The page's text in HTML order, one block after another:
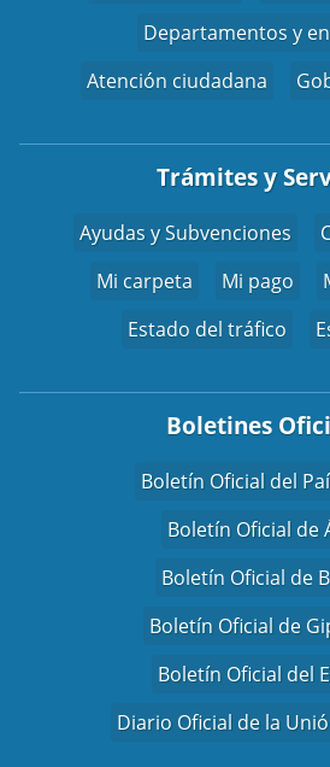
Departamentos y
Atención ciudadana
Trámites y
Ayudas y Subvenciones
Mi carpeta
Mi pago
Estado del tráfico
Boletines
Boletín Oficial del
Boletín Oficial de
Boletín Oficial de
Boletín Oficial de
Boletín Oficial del
Diario Oficial de la